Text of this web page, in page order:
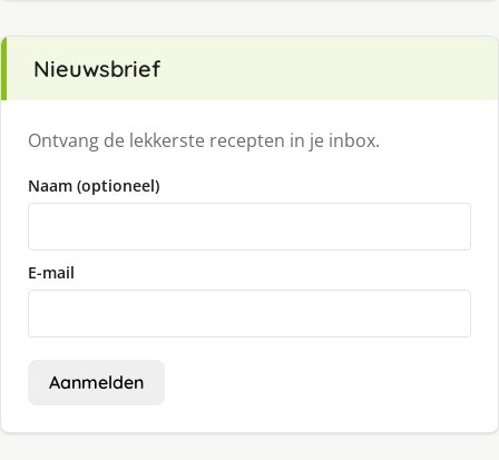
Nieuwsbrief
Ontvang de lekkerste recepten in je inbox.
Naam (optioneel)
E-mail
Aanmelden